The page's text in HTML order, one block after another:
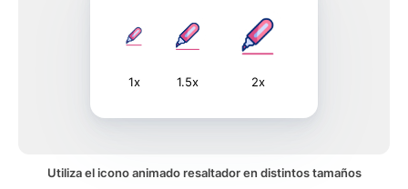
1x 1.5x 2x
Utiliza el icono animado resaltador en distintos tamaños